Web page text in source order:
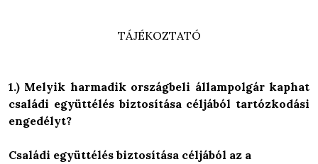
TÁJÉKOZTATÓ
1.) Melyik harmadik országbeli állampolgár kaphat
családi együttélés biztosítása céljából tartózkodási
engedélyt?
Családi együttélés biztosítása céljából az a